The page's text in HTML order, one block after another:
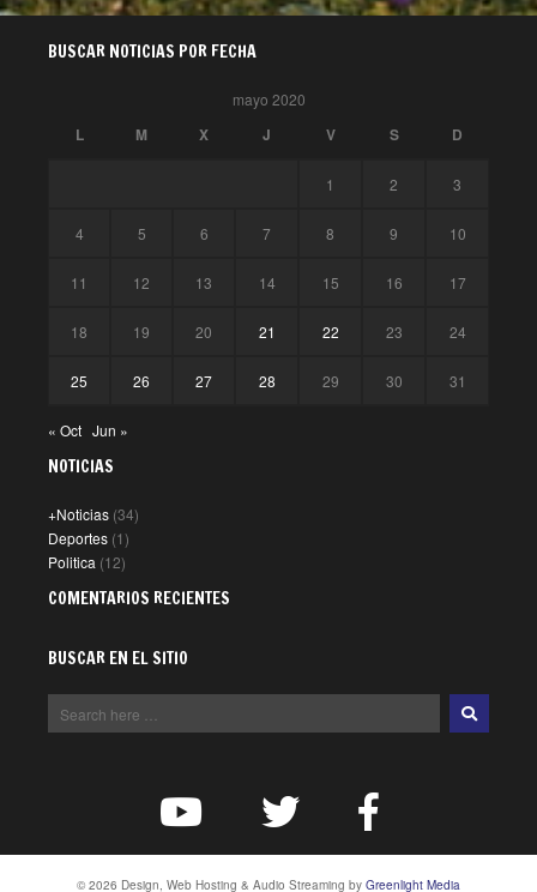
BUSCAR NOTICIAS POR FECHA
mayo 2020
L M X J V S D
1 2 3
4 5 6 7 8 9 10
11 12 13 14 15 16 17
18 19 20 21 22 23 24
25 26 27 28 29 30 31
« Oct Jun »
NOTICIAS
+Noticias (34)
Deportes (1)
Politica (12)
COMENTARIOS RECIENTES
BUSCAR EN EL SITIO
© 2026 Design, Web Hosting & Audio Streaming by Greenlight Media